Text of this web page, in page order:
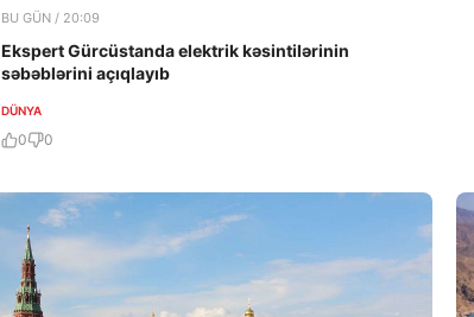
BU GÜN / 20:09
Ekspert Gürcüstanda elektrik kəsintilərinin
səbəblərini açıqlayıb
DÜNYA
0 0